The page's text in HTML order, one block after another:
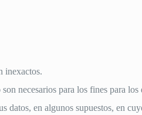
inexactos.
necesarios para los fines para
datos, en algunos supuestos, en